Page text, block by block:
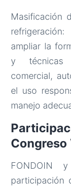
Masificación
ampliar la
y técnicas
comercial,
el uso
manejo
Congreso
FONDOIN
participación